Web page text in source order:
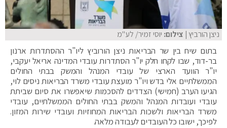
ניצן הורביץ | צילום: יוסי זמיר/ לע"מ
בתום שיח בין שר הבריאות ניצן הורוביץ ליו"ר ההסתדרות ארנון
בר-דוד, שבו לקחו חלק יו"ר הסתדרות עובדי המדינה אריאל יעקבי,
יו"ר הוועד הארצי של עובדי המנהל והמשק בבתי החולים
הממשלתיים אלי בדש ויו"ר מועצת עובדי משרד הבריאות ניסים לוי,
הגיעו הערב (חמישי) הצדדים להסכמות שיאפשרו את סיום שביתת
עובדי ועובדות המנהל והמשק בבתי החולים הממשלתיים, עובדי
משרד הבריאות ולשכות הבריאות המחוזיות ועובדי שירות המזון.
לפיכך, ישובו כל העובדים לעבודה מלאה.